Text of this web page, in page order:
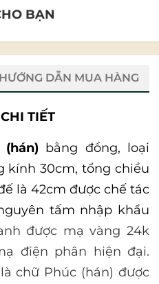
BẠN
HƯỚNG DẪN MUA HÀNG
TIẾT
bằng đồng, loại
kính 30cm, tổng chiều
là 42cm được chế tác
tấm nhập khẩu
được mạ vàng 24k
điện phân hiện đại.
chữ Phúc (hán) được